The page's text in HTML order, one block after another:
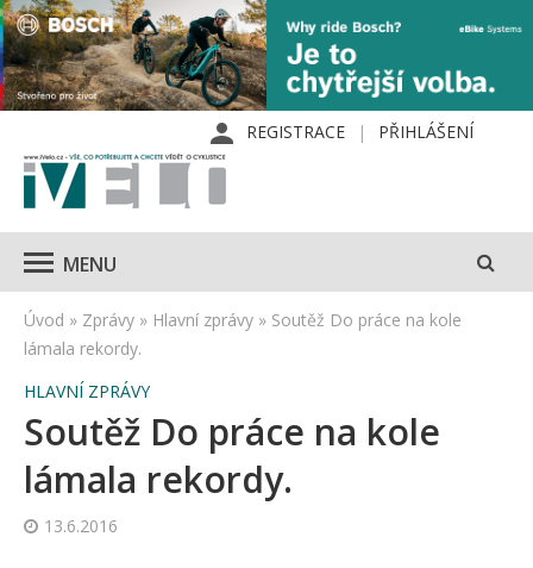
REGISTRACE PŘIHLÁŠENÍ
MENU
Úvod » Zprávy » Hlavní zprávy » Soutěž Do práce na kole
lámala rekordy.
HLAVNÍ ZPRÁVY
Soutěž Do práce na kole
lámala rekordy.
13.6.2016